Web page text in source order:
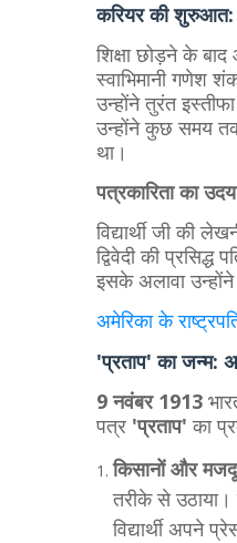
​करियर की शुरुआत:
​शिक्षा छोड़ने के
स्वाभिमानी गणेश
उन्होंने तुरंत
उन्होंने कुछ समय
था।
पत्रकारिता का
विद्यार्थी जी की
द्विवेदी की प्रसिद्ध
इसके अलावा उन्होंने
अमेरिका के
​'प्रताप' का जन्म:
9 नवंबर 1913
पत्र 'प्रताप' का
किसानों और
तरीके से उठाया।
विद्यार्थी अपने